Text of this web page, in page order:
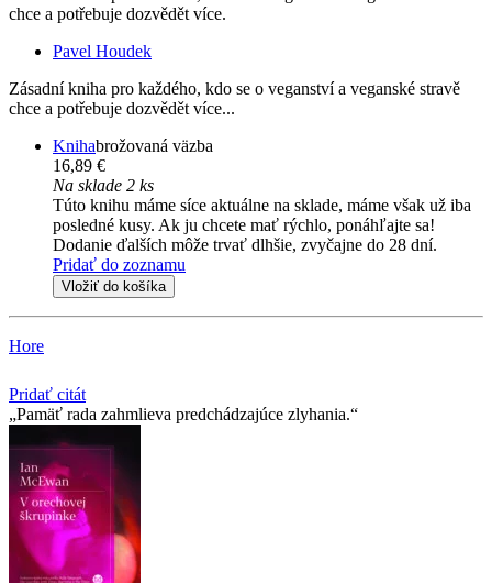
chce a potřebuje dozvědět více.
Pavel Houdek
Zásadní kniha pro každého, kdo se o veganství a veganské stravě
chce a potřebuje dozvědět více...
Knihabrožovaná väzba
16,89 €
Na sklade 2 ks
Túto knihu máme síce aktuálne na sklade, máme však už iba
posledné kusy. Ak ju chcete mať rýchlo, ponáhľajte sa!
Dodanie ďalších môže trvať dlhšie, zvyčajne do 28 dní.
Pridať do zoznamu
Vložiť do košíka
Hore
Pridať citát
Pamäť rada zahmlieva predchádzajúce zlyhania.